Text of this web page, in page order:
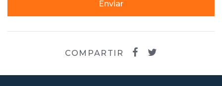
Enviar
COMPARTIR